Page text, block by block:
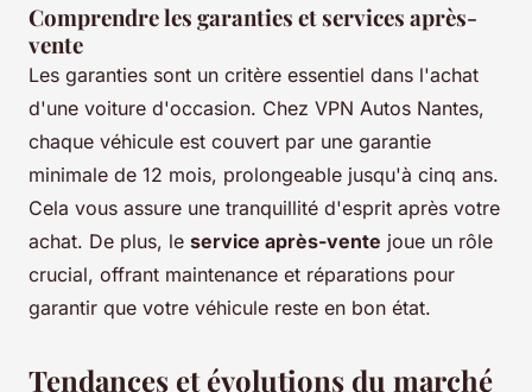
Comprendre les garanties et services après-
vente
Les garanties sont un critère essentiel dans l'achat
d'une voiture d'occasion. Chez VPN Autos Nantes,
chaque véhicule est couvert par une garantie
minimale de 12 mois, prolongeable jusqu'à cinq ans.
Cela vous assure une tranquillité d'esprit après votre
achat. De plus, le service après-vente joue un rôle
crucial, offrant maintenance et réparations pour
garantir que votre véhicule reste en bon état.
Tendances et évolutions du marché